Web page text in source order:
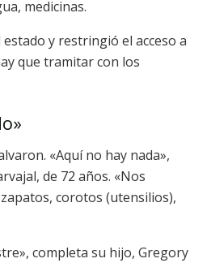
medicinas.
y restringió el acceso a
que tramitar con los
«Aquí no hay nada»,
de 72 años. «Nos
corotos (utensilios),
completa su hijo, Gregory